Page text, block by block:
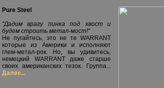
Pure Steel
"Дадим врагу пинка под хвост и
будем строить метал-мост!"
Не пугайтесь, это не те WARRANT
которые из Америки и исполняют
глем-метал-рок. Но, вы удивитесь,
немецкий WARRANT даже старше
своих американских тезок. Группа...
Далее...